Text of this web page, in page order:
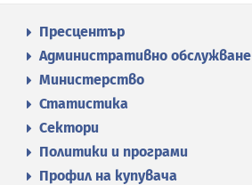
Пресцентър
Административно обслужване
Министерство
Статистика
Сектори
Политики и програми
Профил на купувача